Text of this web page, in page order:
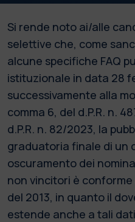
Si rende noto ai/alle
selettive che, come
alcune specifiche FAQ
istituzionale in data 28
successivamente alla
comma 6, del d.P.R. n.
d.P.R. n. 82/2023, la
graduatoria finale di un
oscuramento dei
non vincitori è conforme
del 2013, in quanto il
estende anche a tali